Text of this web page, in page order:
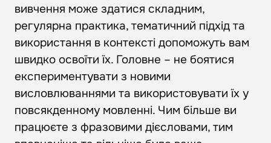
вивчення може здатися складним,
регулярна практика, тематичний підхід та
використання в контексті допоможуть вам
швидко освоїти їх. Головне – не боятися
експериментувати з новими
висловлюваннями та використовувати їх у
повсякденному мовленні. Чим більше ви
працюєте з фразовими дієсловами, тим